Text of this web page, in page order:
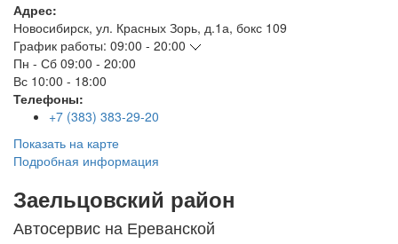
Адрес:
Новосибирск, ул. Красных Зорь, д.1а, бокс 109
График работы: 09:00 - 20:00
Пн - Сб 09:00 - 20:00
Вс 10:00 - 18:00
Телефоны:
+7 (383) 383-29-20
Показать на карте
Подробная информация
Заельцовский район
Автосервис на Ереванской